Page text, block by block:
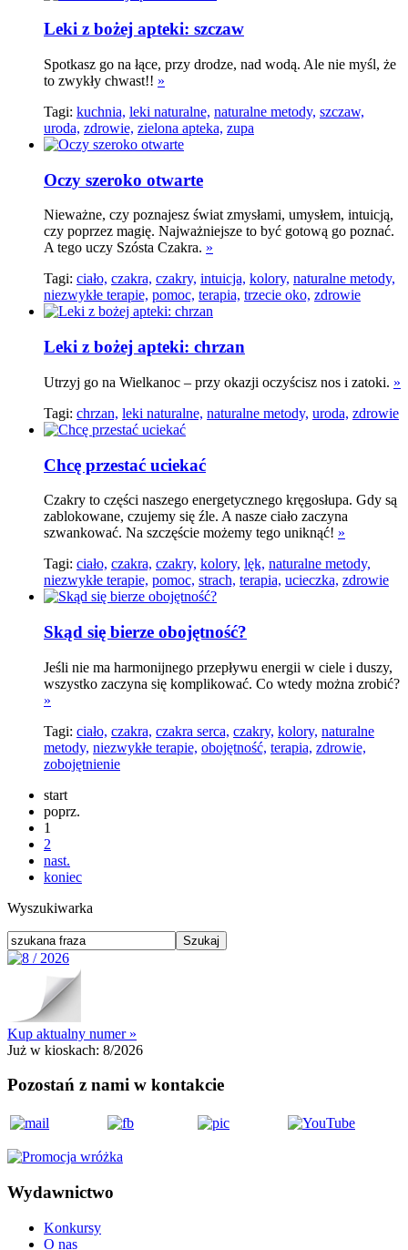
Leki z bożej apteki: szczaw
Spotkasz go na łące, przy drodze, nad wodą. Ale nie myśl, że
to zwykły chwast!! »
Tagi: kuchnia, leki naturalne, naturalne metody, szczaw,
uroda, zdrowie, zielona apteka, zupa
Oczy szeroko otwarte
Nieważne, czy poznajesz świat zmysłami, umysłem, intuicją,
czy poprzez magię. Najważniejsze to być gotową go poznać.
A tego uczy Szósta Czakra. »
Tagi: ciało, czakra, czakry, intuicja, kolory, naturalne metody,
niezwykłe terapie, pomoc, terapia, trzecie oko, zdrowie
Leki z bożej apteki: chrzan
Utrzyj go na Wielkanoc – przy okazji oczyścisz nos i zatoki. »
Tagi: chrzan, leki naturalne, naturalne metody, uroda, zdrowie
Chcę przestać uciekać
Czakry to części naszego energetycznego kręgosłupa. Gdy są
zablokowane, czujemy się źle. A nasze ciało zaczyna
szwankować. Na szczęście możemy tego uniknąć! »
Tagi: ciało, czakra, czakry, kolory, lęk, naturalne metody,
niezwykłe terapie, pomoc, strach, terapia, ucieczka, zdrowie
Skąd się bierze obojętność?
Jeśli nie ma harmonijnego przepływu energii w ciele i duszy,
wszystko zaczyna się komplikować. Co wtedy można zrobić?
»
Tagi: ciało, czakra, czakra serca, czakry, kolory, naturalne
metody, niezwykłe terapie, obojętność, terapia, zdrowie,
zobojętnienie
start
poprz.
1
2
nast.
koniec
Wyszukiwarka
Kup aktualny numer »
Już w kioskach: 8/2026
Pozostań z nami w kontakcie
Wydawnictwo
Konkursy
O nas